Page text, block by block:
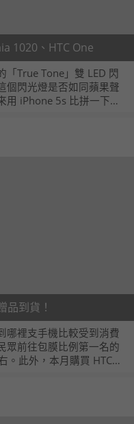
1020、HTC One
True Tone」雙 LED 閃
個閃光燈是否如同蘋果聲
用 iPhone 5s 比拼一下
品到貨！
哪裡支手機比較受到消費
眾前往包膜比例第一名的
。此外，本月購買 HTC
套吧！